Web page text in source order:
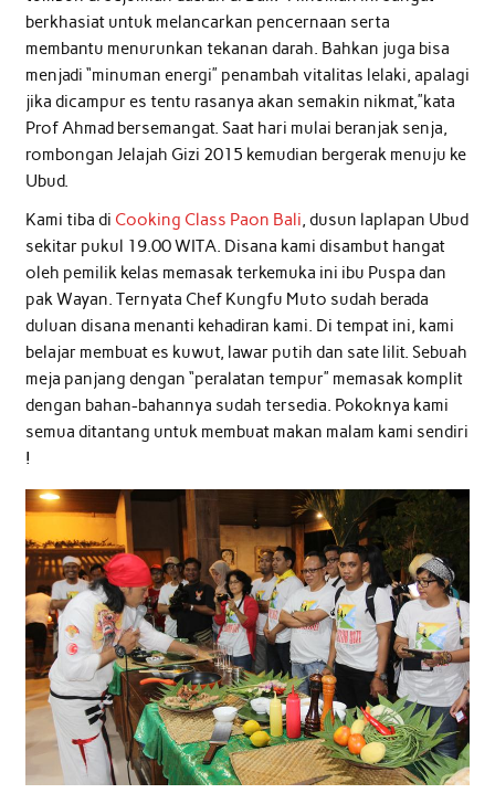
berkhasiat untuk melancarkan pencernaan serta
membantu menurunkan tekanan darah. Bahkan juga bisa
menjadi “minuman energi” penambah vitalitas lelaki, apalagi
jika dicampur es tentu rasanya akan semakin nikmat,”kata
Prof Ahmad bersemangat. Saat hari mulai beranjak senja,
rombongan Jelajah Gizi 2015 kemudian bergerak menuju ke
Ubud.
Kami tiba di Cooking Class Paon Bali, dusun laplapan Ubud
sekitar pukul 19.00 WITA. Disana kami disambut hangat
oleh pemilik kelas memasak terkemuka ini ibu Puspa dan
pak Wayan. Ternyata Chef Kungfu Muto sudah berada
duluan disana menanti kehadiran kami. Di tempat ini, kami
belajar membuat es kuwut, lawar putih dan sate lilit. Sebuah
meja panjang dengan “peralatan tempur” memasak komplit
dengan bahan-bahannya sudah tersedia. Pokoknya kami
semua ditantang untuk membuat makan malam kami sendiri
!